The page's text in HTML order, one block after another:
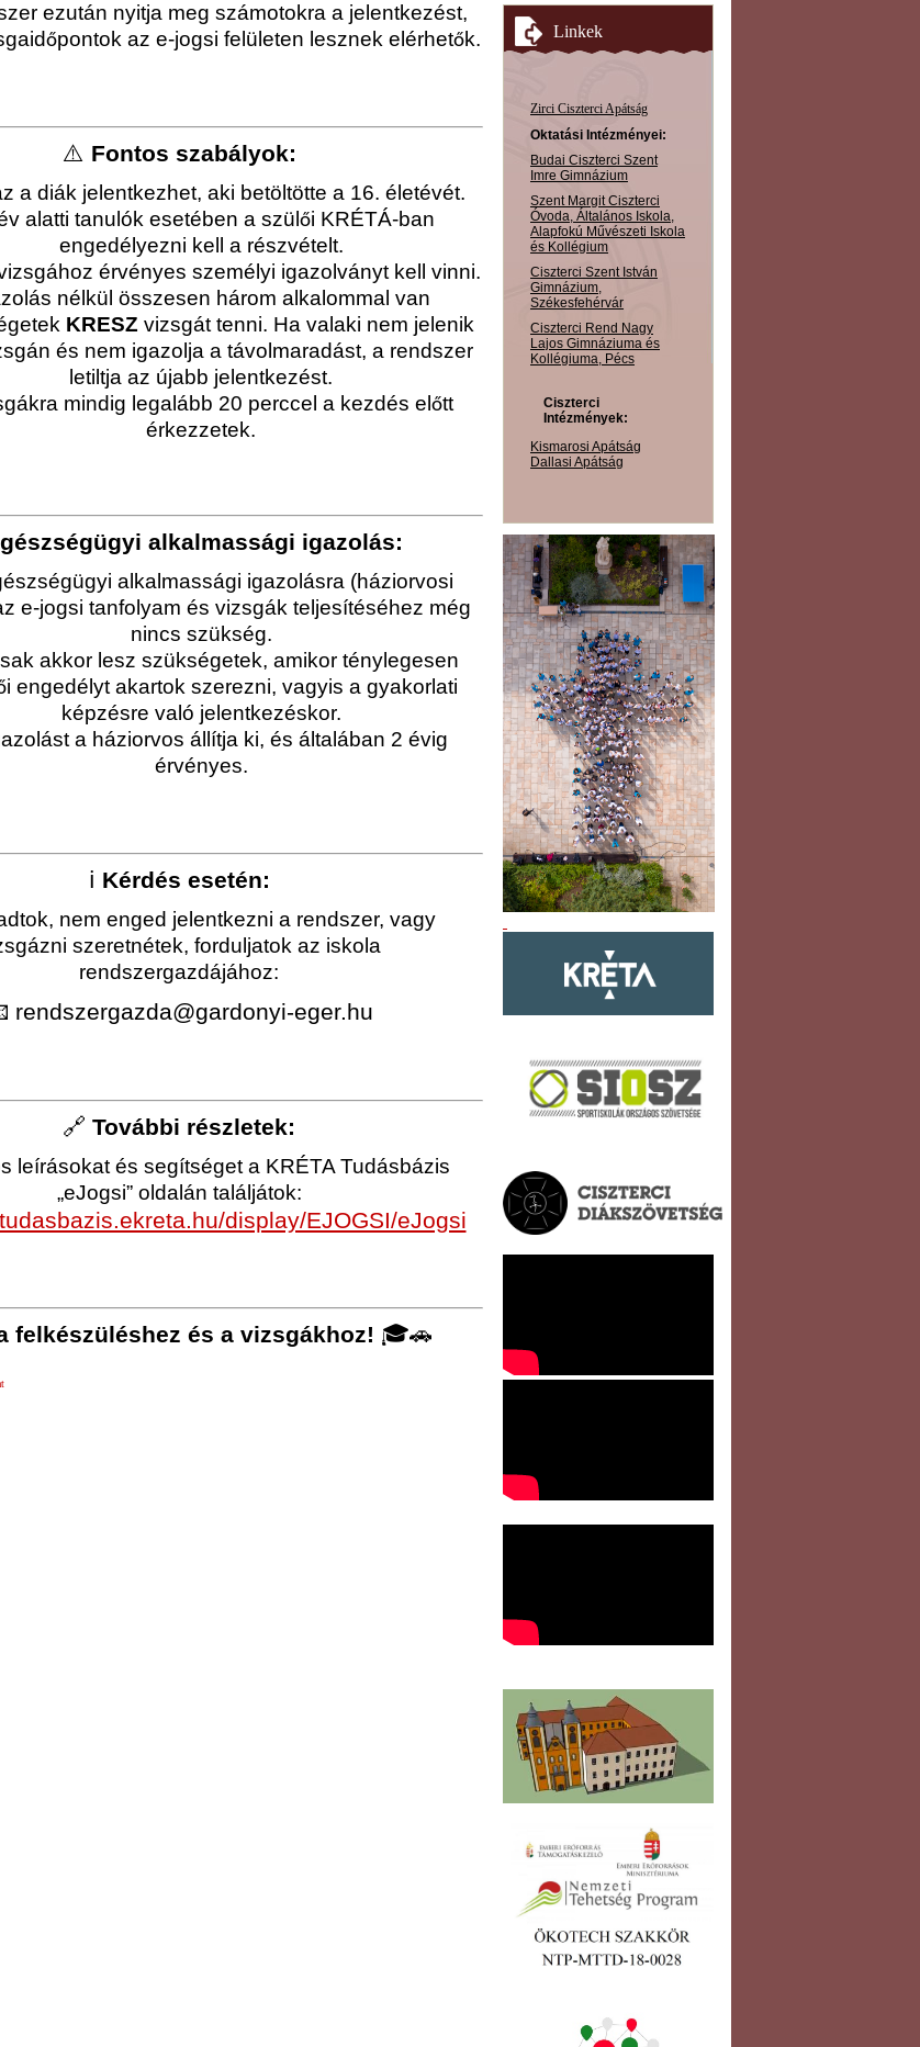
ezután nyitja meg számotokra a jelentkezést,
őpontok az e-jogsi felületen lesznek elérhetők.
⚠️ Fontos szabályok:
a diák jelentkezhet, aki betöltötte a 16. életévét.
alatti tanulók esetében a szül ői KRÉTÁ-ban
engedélyezni kell a részvételt.
érvényes személyi igazolványt kell vinni.
nélkül összesen három alkalommal van
KRESZ vizsgát tenni. Ha valaki nem jelenik
és nem igazolja a távolmaradást, a rendszer
letiltja az újabb jelentkezést.
mindig legalább 20 perccel a kezdés el őtt
érkezzetek.
alkalmassági igazolás:
alkalmassági igazolásra (háziorvosi
e-jogsi tanfolyam és vizsgák teljesítéséhez még
nincs szükség.
akkor lesz szükségetek, amikor ténylegesen
i engedélyt akartok szerezni, vagyis a gyakorlati
képzésre való jelentkezéskor.
a háziorvos állítja ki, és általában 2 évig
érvényes.
ℹ️ Kérdés esetén:
nem enged jelentkezni a rendszer, vagy
szeretnétek, forduljatok az iskola
rendszergazdájához:
rendszergazda@gardonyi-eger.hu
🔗 További részletek:
leírásokat és segítséget a KRÉTA Tudásbázis
„eJogsi” oldalán találjátok:
display/EJOGSI/eJogsi
felkészüléshez és a vizsgákhoz! 🎓🚗
Linkek
Zirci Ciszterci Apátság
Oktatási Intézményei:
Budai Ciszterci Szent
Imre Gimnázium
Szent Margit Ciszterci
Óvoda, Általános Iskola,
Alapfokú Művészeti Iskola
és Kollégium
Ciszterci Szent István
Gimnázium,
Székesfehérvár
Ciszterci Rend Nagy
Lajos Gimnáziuma és
Kollégiuma, Pécs
Ciszterci
Intézmények:
Kismarosi Apátság
Dallasi Apátság